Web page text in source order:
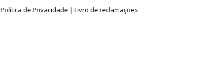
Política de Privacidade | Livro de reclamações